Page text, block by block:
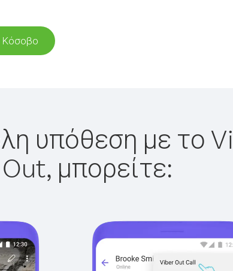
υπόθεση με το
μπορείτε: